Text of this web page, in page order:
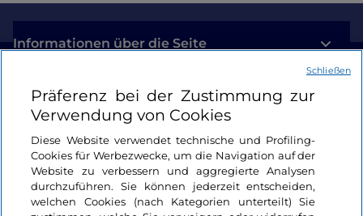
Informationen über die Seite
Nützliche Links
Login
Bleiben wir in Kontakt
Präferenz bei der Zustimmung zur
Verwendung von Cookies
Diese Website verwendet technische und Profiling-
Cookies für Werbezwecke, um die Navigation auf der
Website zu verbessern und aggregierte Analysen
durchzuführen. Sie können jederzeit entscheiden,
welchen Cookies (nach Kategorien unterteilt) Sie
Schließen